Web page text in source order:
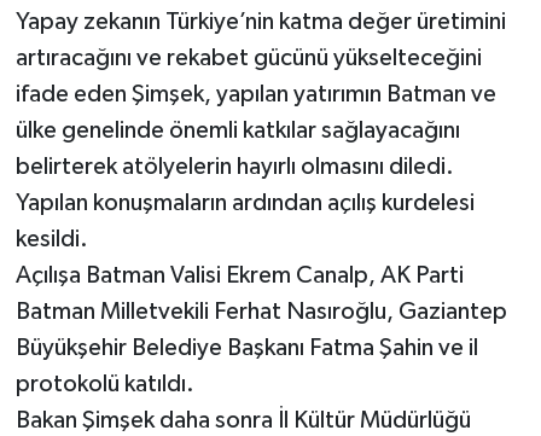
Yapay zekanın Türkiye’nin katma değer üretimini
artıracağını ve rekabet gücünü yükselteceğini
ifade eden Şimşek, yapılan yatırımın Batman ve
ülke genelinde önemli katkılar sağlayacağını
belirterek atölyelerin hayırlı olmasını diledi.
Yapılan konuşmaların ardından açılış kurdelesi
kesildi.
Açılışa Batman Valisi Ekrem Canalp, AK Parti
Batman Milletvekili Ferhat Nasıroğlu, Gaziantep
Büyükşehir Belediye Başkanı Fatma Şahin ve il
protokolü katıldı.
Bakan Şimşek daha sonra İl Kültür Müdürlüğü